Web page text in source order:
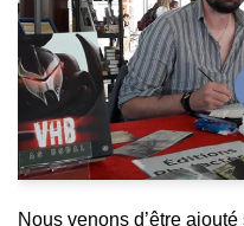
Nous venons d’être